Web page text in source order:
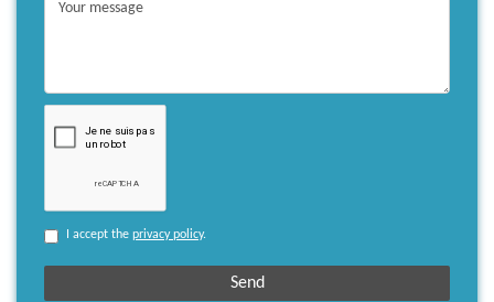
I accept the privacy policy.